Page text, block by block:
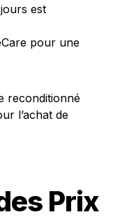
est
pour une
reconditionné
l’achat de
Prix